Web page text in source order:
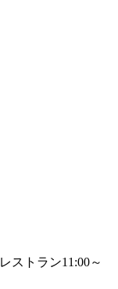
レストラン11:00～